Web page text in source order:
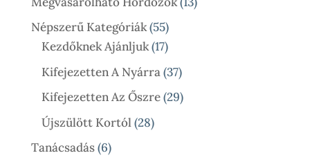
Népszerű Kategóriák 5555
Termék
Kezdőknek Ajánljuk 1717
Termék
Kifejezetten A Nyárra 3737
Termék
Kifejezetten Az Őszre 2929
Újszülött Kortól 2828
Tanácsadás 66